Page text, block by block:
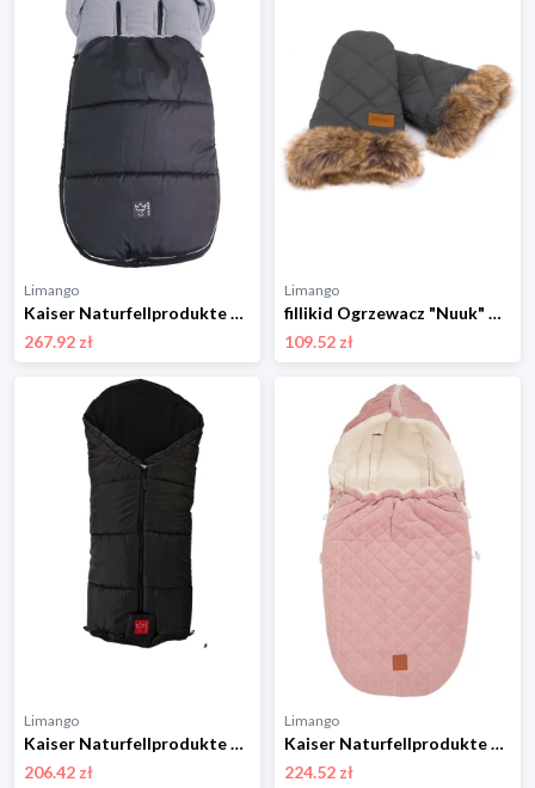
Limango
Kaiser Naturfellprodukte Śpiworek termiczny "Lukky" w kolorze czarnym - 105 x 45 cm rozmiar: onesize
267.92 zł
Limango
fillikid Ogrzewacz "Nuuk" w kolorze szarym do rąk rozmiar: onesize
109.52 zł
Limango
Kaiser Naturfellprodukte Śpiworek termiczny "Tommy" w kolorze czarnym - 100 x 45 cm rozmiar: onesize
206.42 zł
Limango
Kaiser Naturfellprodukte Śpiworek "Velvet Hoody" w kolorze jasnoróżowym do fotelika - 80 x 39 cm rozmiar: onesize
224.52 zł